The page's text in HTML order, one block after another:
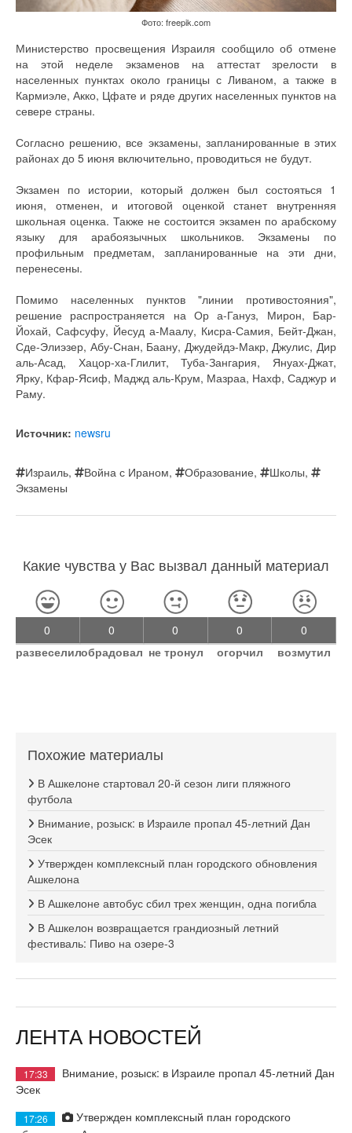
Фото: freepik.com
Министерство просвещения Израиля сообщило об отмене
на этой неделе экзаменов на аттестат зрелости в
населенных пунктах около границы с Ливаном, а также в
Кармиэле, Акко, Цфате и ряде других населенных пунктов на
севере страны.
Согласно решению, все экзамены, запланированные в этих
районах до 5 июня включительно, проводиться не будут.
Экзамен по истории, который должен был состояться 1
июня, отменен, и итоговой оценкой станет внутренняя
школьная оценка. Также не состоится экзамен по арабскому
языку для арабоязычных школьников. Экзамены по
профильным предметам, запланированные на эти дни,
перенесены.
Помимо населенных пунктов "линии противостояния",
решение распространяется на Ор а-Гануз, Мирон, Бар-
Йохай, Сафсуфу, Йесуд а-Маалу, Кисра-Самия, Бейт-Джан,
Сде-Элиэзер, Абу-Снан, Баану, Джудейдэ-Макр, Джулис, Дир
аль-Асад, Хацор-ха-Глилит, Туба-Зангария, Януах-Джат,
Ярку, Кфар-Ясиф, Маджд аль-Крум, Мазраа, Нахф, Саджур и
Раму.
Источник: newsru
Израиль, Война с Ираном, Образование, Школы,
Экзамены
Какие чувства у Вас вызвал данный материал
0
развеселил
0
обрадовал
0
не тронул
0
огорчил
0
возмутил
Похожие материалы
В Ашкелоне стартовал 20-й сезон лиги пляжного
футбола
Внимание, розыск: в Израиле пропал 45-летний Дан
Эсек
Утвержден комплексный план городского обновления
Ашкелона
В Ашкелоне автобус сбил трех женщин, одна погибла
В Ашкелон возвращается грандиозный летний
фестиваль: Пиво на озере-3
ЛЕНТА НОВОСТЕЙ
17:33
Внимание, розыск: в Израиле пропал 45-летний Дан
Эсек
17:26
Утвержден комплексный план городского